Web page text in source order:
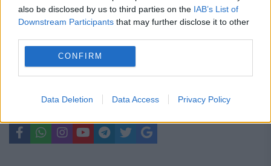
also be disclosed by us to third parties on the IAB’s List of
Downstream Participants that may further disclose it to other
CONFIRM
Data Deletion Data Access Privacy Policy
aduce amendă și permisul suspendat
unor categorii de șoferi